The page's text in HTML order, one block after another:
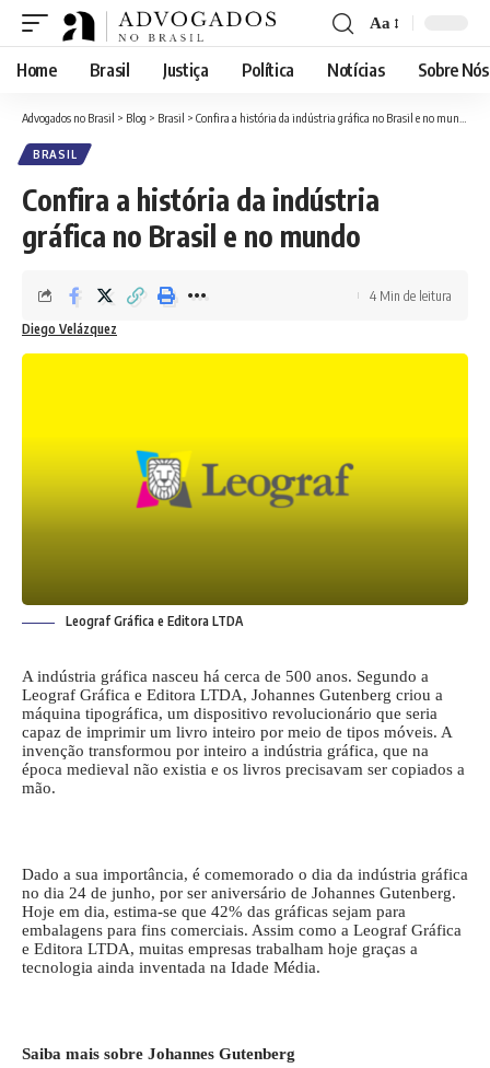
Font
Resizer
Aa
Home Brasil Justiça Política Notícias Sobre Nós
Advogados no Brasil > Blog > Brasil > Confira a história da indústria gráfica no Brasil e no mundo
BRASIL
Confira a história da indústria
gráfica no Brasil e no mundo
Diego Velázquez
4 Min de leitura
Leograf Gráfica e Editora LTDA
A indústria gráfica nasceu há cerca de 500 anos. Segundo a
Leograf Gráfica e Editora LTDA, Johannes Gutenberg criou a
máquina tipográfica, um dispositivo revolucionário que seria
capaz de imprimir um livro inteiro por meio de tipos móveis. A
invenção transformou por inteiro a indústria gráfica, que na
época medieval não existia e os livros precisavam ser copiados a
mão.
Dado a sua importância, é comemorado o dia da indústria gráfica
no dia 24 de junho, por ser aniversário de Johannes Gutenberg.
Hoje em dia, estima-se que 42% das gráficas sejam para
embalagens para fins comerciais. Assim como a Leograf Gráfica
e Editora LTDA, muitas empresas trabalham hoje graças a
tecnologia ainda inventada na Idade Média.
Saiba mais sobre Johannes Gutenberg